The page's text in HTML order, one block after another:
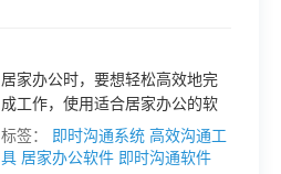
居家办公时，要想轻松高效地完
成工作，使用适合居家办公的软
件是很有必要的。以下小蚁为大
家推荐几款适合居家办公的常用
标签： 即时沟通系统 高效沟通工
具 居家办公软件 即时沟通软件